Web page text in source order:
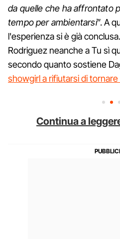
da quelle che ha affrontato
tempo per ambientarsi”. A
l'esperienza si è già
Rodriguez neanche a Tu sì
secondo quanto sostiene
showgirl a rifiutarsi di
Continua a